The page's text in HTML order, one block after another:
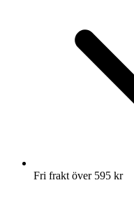
Fri frakt över 595 kr